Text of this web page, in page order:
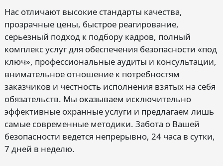
Нас отличают высокие стандарты качества,
прозрачные цены, быстрое реагирование,
серьезный подход к подбору кадров, полный
комплекс услуг для обеспечения безопасности «под
ключ», профессиональные аудиты и консультации,
внимательное отношение к потребностям
заказчиков и честность исполнения взятых на себя
обязательств. Мы оказываем исключительно
эффективные охранные услуги и предлагаем лишь
самые современные методики. Забота о Вашей
безопасности ведется непрерывно, 24 часа в сутки,
7 дней в неделю.